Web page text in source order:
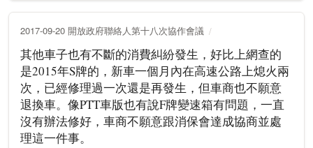
2017-09-20 開放政府聯絡人第十八次協作會議
其他車子也有不斷的消費糾紛發生，好比上網查的
是2015年S牌的，新車一個月內在高速公路上熄火兩
次，已經修理過一次還是再發生，但車商也不願意
退換車。像PTT車版也有說F牌變速箱有問題，一直
沒有辦法修好，車商不願意跟消保會達成協商並處
理這一件事。